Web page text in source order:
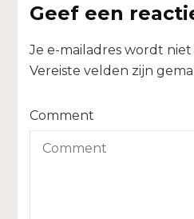
Geef een
Je e-mailadres wordt
Vereiste velden zijn
Comment